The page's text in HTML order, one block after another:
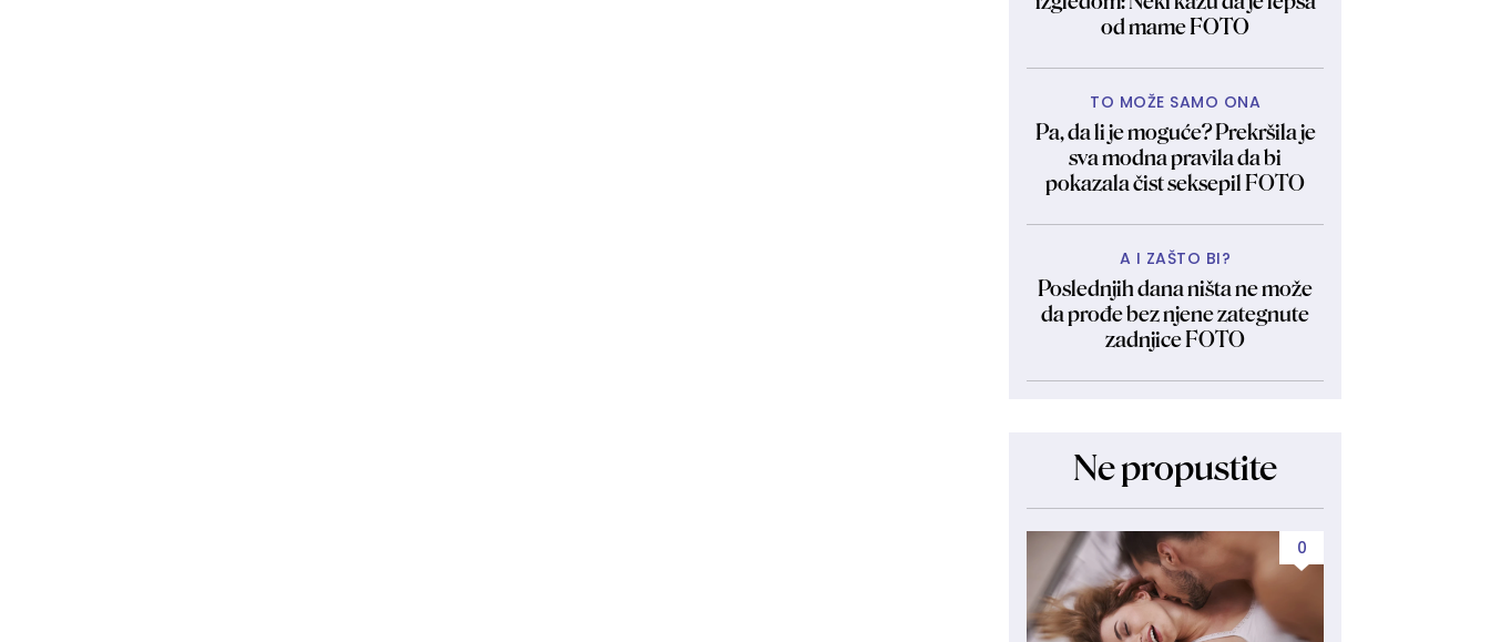
od mame FOTO
TO MOŽE SAMO ONA
Pa, da li je moguće? Prekršila je
sva modna pravila da bi
pokazala čist seksepil FOTO
A I ZAŠTO BI?
Poslednjih dana ništa ne može
da prođe bez njene zategnute
zadnjice FOTO
Ne propustite
0